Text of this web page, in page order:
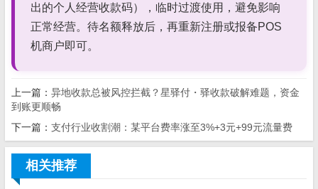
出的个人经营收款码），临时过渡使用，避免影响
正常经营。待名额释放后，再重新注册或报备POS
机商户即可。
上一篇： 异地收款总被风控拦截？星驿付・驿收款破解难题，资金
到账更顺畅
下一篇： 支付行业收割潮：某平台费率涨至3%+3元+99元流量费
相关推荐